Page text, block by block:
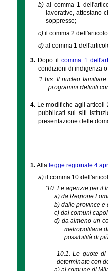
b) al comma 1
lavorative, attestano
soppresse;
c) il comma 2
d) al comma 1
3. Dopo il comma 1
condizioni di indigenza
'1 bis. Il nucleo
programmi definiti
4. Le modifiche agli articoli
pubblicati sui siti
presentazione delle
1. Alla legge regionale 4
a) il comma 10
'10. Le agenzie per il
a) da Regione
b) dalle province e
c) dai comuni
d) da almeno un
metropolitana
possibilità di
10.1. Le quote
determinate con